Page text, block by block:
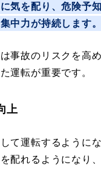
気を配り、危険予
中力が持続します。
事故のリスクを高
運転が重要です。
上
て運転するように
配れるようになり